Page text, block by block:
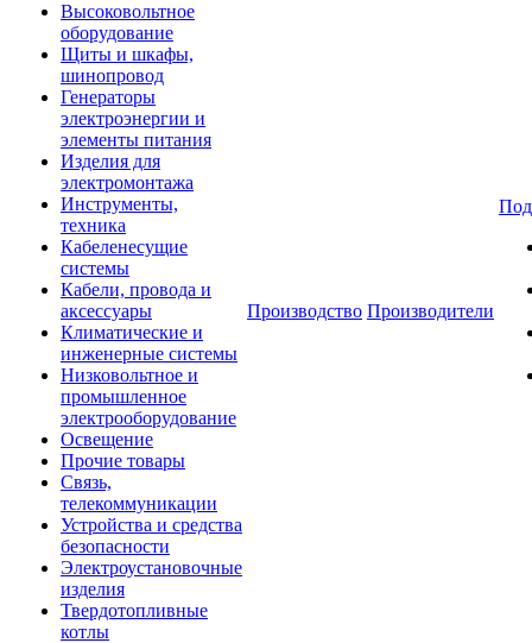
Высоковольтное
оборудование
Щиты и шкафы,
шинопровод
Генераторы
электроэнергии и
элементы питания
Изделия для
электромонтажа
Инструменты,
техника
Кабеленесущие
системы
Кабели, провода и
аксессуары
Климатические и
инженерные системы
Низковольтное и
промышленное
электрооборудование
Освещение
Прочие товары
Связь,
телекоммуникации
Устройства и средства
безопасности
Электроустановочные
изделия
Твердотопливные
котлы
Производство Производители